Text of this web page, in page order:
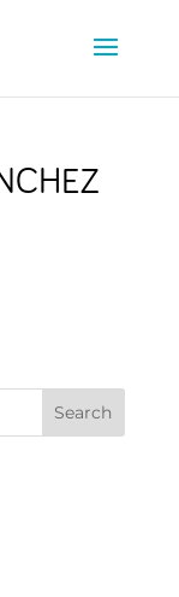
Search